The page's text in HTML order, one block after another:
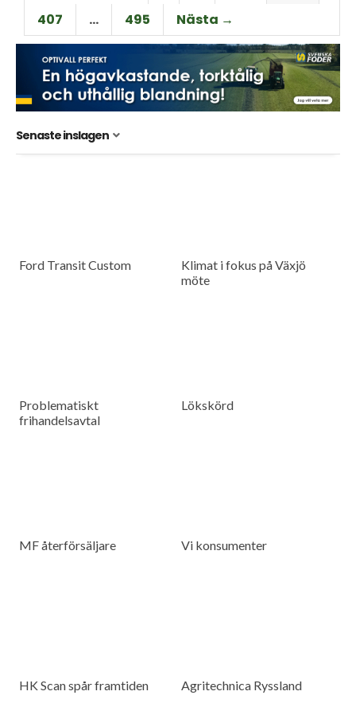
407
… 495 Nästa →
Senaste inslagen
Ford Transit Custom
Klimat i fokus på Växjö
möte
Problematiskt
frihandelsavtal
Lökskörd
MF återförsäljare Vi konsumenter
HK Scan spår framtiden Agritechnica Ryssland